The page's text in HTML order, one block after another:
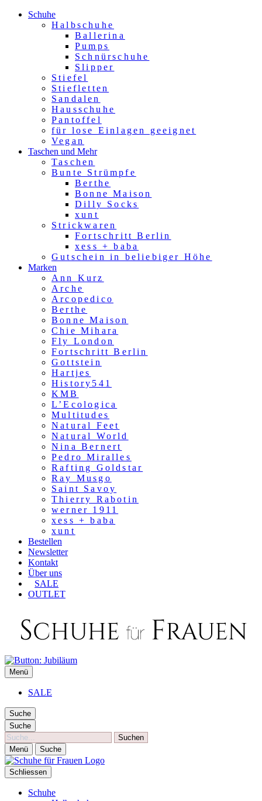
Schuhe
Halbschuhe
Ballerina
Pumps
Schnürschuhe
Slipper
Stiefel
Stiefletten
Sandalen
Hausschuhe
Pantoffel
für lose Einlagen geeignet
Vegan
Taschen und Mehr
Taschen
Bunte Strümpfe
Berthe
Bonne Maison
Dilly Socks
xunt
Strickwaren
Fortschritt Berlin
xess + baba
Gutschein in beliebiger Höhe
Marken
Ann Kurz
Arche
Arcopedico
Berthe
Bonne Maison
Chie Mihara
Fly London
Fortschritt Berlin
Gottstein
Hartjes
History541
KMB
L’Ecologica
Multitudes
Natural Feet
Natural World
Nina Bernert
Pedro Miralles
Rafting Goldstar
Ray Musgo
Saint Savoy
Thierry Rabotin
werner 1911
xess + baba
xunt
Bestellen
Newsletter
Kontakt
Über uns
SALE
OUTLET
SCHUHE FÜR FRAUEN
Die besten Schuhe für Frauen
Menü
SALE
Suche
Suche
Suche
Menü Suche
Schliessen
Schuhe